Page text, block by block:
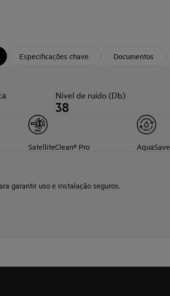
Especificações chave Documentos
Nível de ruído (Db)
38
SatelliteClean® Pro AquaSave
garantir uso e instalação seguros.